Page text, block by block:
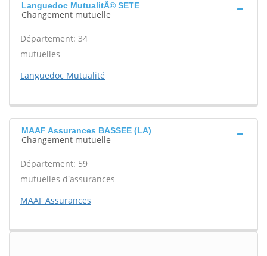
Languedoc MutualitÃ© SETE
Changement mutuelle
Département: 34
mutuelles
Languedoc Mutualité
MAAF Assurances BASSEE (LA)
Changement mutuelle
Département: 59
mutuelles d'assurances
MAAF Assurances